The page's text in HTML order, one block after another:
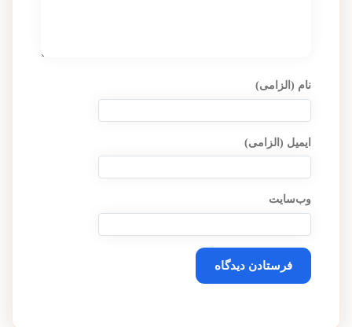
نام (الزامی)
ایمیل (الزامی)
وب‌سایت